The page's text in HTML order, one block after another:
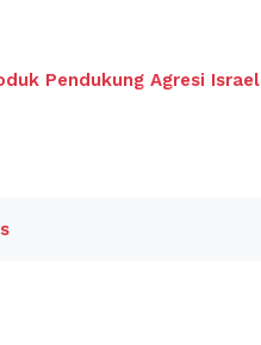
Pendukung Agresi Israel